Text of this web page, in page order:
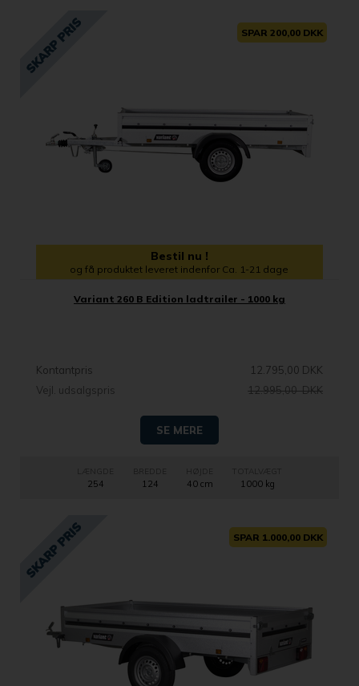
SPAR 200,00 DKK
Bestil nu !
og få produktet leveret indenfor Ca. 1-21 dage
Variant 260 B Edition ladtrailer - 1000 kg
Kontantpris
12.795,00 DKK
Vejl. udsalgspris
12.995,00 DKK
SE MERE
254 124
HØJDE
40 cm
TOTALVÆGT
1000 kg
SPAR 1.000,00 DKK